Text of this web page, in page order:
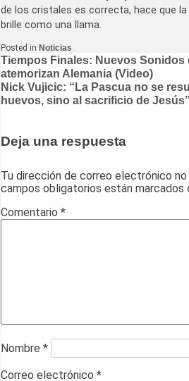
de los cristales es correcta, hace que la
brille como una llama.
Posted in Noticias
Navegación
de
entradas
Tiempos Finales: Nuevos Sonidos
atemorizan Alemania (Video)
Nick Vujicic: “La Pascua no se
huevos, sino al sacrificio de Jesús”
Deja una respuesta
Tu dirección de correo electrónico no
campos obligatorios están marcados
Comentario *
Nombre *
Correo electrónico *